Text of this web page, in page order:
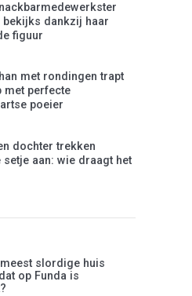
bekijks dankzij haar
figuur
met rondingen trapt
met perfecte
poeier
dochter trekken
setje aan: wie draagt het
meest slordige huis
op Funda is